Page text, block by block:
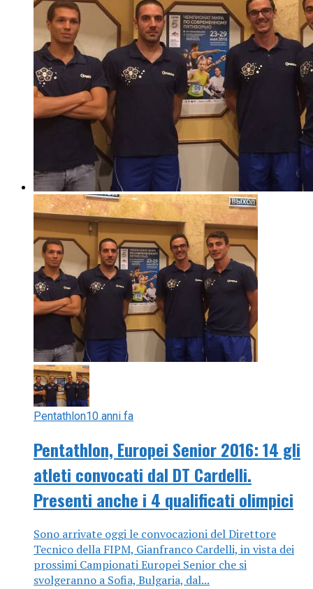
Pentathlon10 anni fa
Pentathlon, Europei Senior 2016: 14 gli
atleti convocati dal DT Cardelli.
Presenti anche i 4 qualificati olimpici
Sono arrivate oggi le convocazioni del Direttore
Tecnico della FIPM, Gianfranco Cardelli, in vista dei
prossimi Campionati Europei Senior che si
svolgeranno a Sofia, Bulgaria, dal...